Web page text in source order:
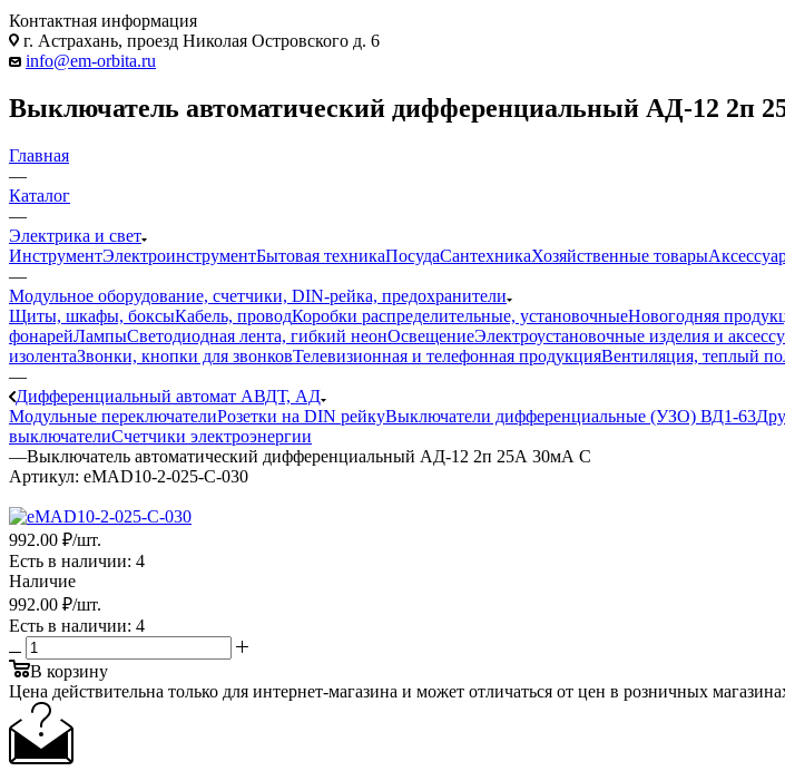
Контактная информация
г. Астрахань, проезд Николая Островского д. 6
info@em-orbita.ru
Выключатель автоматический дифференциальный АД-12 2п
Главная
—
Каталог
—
Электрика и свет
ИнструментЭлектроинструментБытовая техникаПосудаСантехникаХозяйственные товары
—
Модульное оборудование, счетчики, DIN-рейка, предохранители
Щиты, шкафы, боксыКабель, проводКоробки распределительные, установочныеНовогодняя
фонарейЛампыСветодиодная лента, гибкий неонОсвещениеЭлектроустановочные изделия и
изолентаЗвонки, кнопки для звонковТелевизионная и телефонная продукцияВентиляция, теплый
—
Дифференциальный автомат АВДТ, АД
Модульные переключателиРозетки на DIN рейкуВыключатели дифференциальные (УЗО) ВД1-63
выключателиСчетчики электроэнергии
—Выключатель автоматический дифференциальный АД-12 2п 25А 30мА С
Артикул: eMAD10-2-025-C-030
992.00 ₽/шт.
Есть в наличии: 4
Наличие
992.00 ₽/шт.
Есть в наличии: 4
В корзину
Цена действительна только для интернет-магазина и может отличаться от цен в розничных